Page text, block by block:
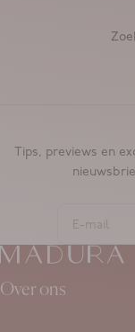
Tips, previews en
Over ons